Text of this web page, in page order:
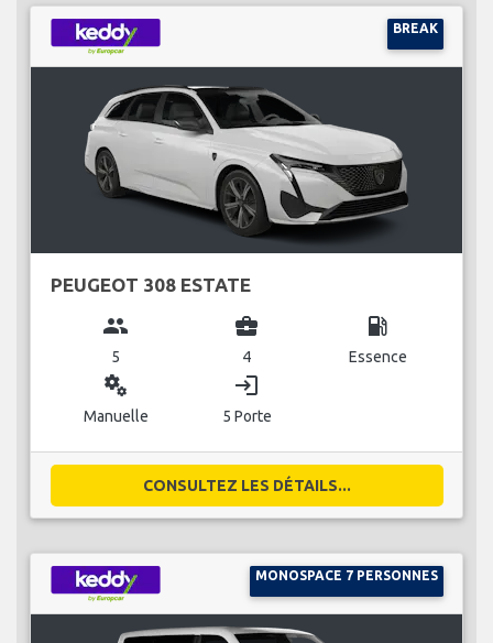
BREAK
PEUGEOT 308 ESTATE
group
5
business_center
4
local_gas_station
Essence
miscellaneous_services
Manuelle
login
5 Porte
CONSULTEZ LES DÉTAILS...
MONOSPACE 7 PERSONNES